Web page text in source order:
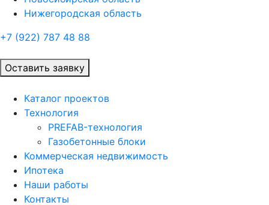
Нижегородская область
+7 (922) 787 48 88
Оставить заявку
Каталог проектов
Технология
PREFAB-технология
Газобетонные блоки
Коммерческая недвижимость
Ипотека
Наши работы
Контакты